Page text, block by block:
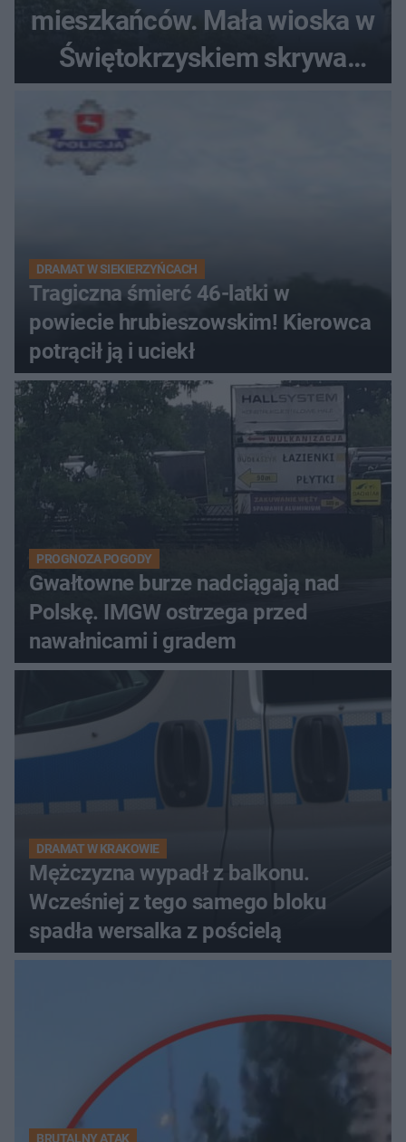
mieszkańców. Mała wioska w
Świętokrzyskiem skrywa
zabytki, bywał tu nawet król
DRAMAT W SIEKIERZYŃCACH
Tragiczna śmierć 46-latki w
powiecie hrubieszowskim! Kierowca
potrącił ją i uciekł
PROGNOZA POGODY
Gwałtowne burze nadciągają nad
Polskę. IMGW ostrzega przed
nawałnicami i gradem
DRAMAT W KRAKOWIE
Mężczyzna wypadł z balkonu.
Wcześniej z tego samego bloku
spadła wersalka z pościelą
BRUTALNY ATAK